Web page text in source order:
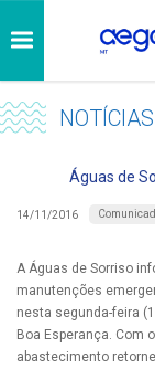
NOTÍCIAS
Águas de
14/11/2016
A Águas de Sorriso
manutenções
nesta segunda-feira
Boa Esperança. Com
abastecimento